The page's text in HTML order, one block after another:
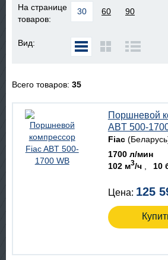
На странице
товаров:
30 60 90
Вид:
Всего товаров: 35
Поршневой
ABT 500-
Fiac
1700 л/мин
102 м3/ч 10
Цена: 125